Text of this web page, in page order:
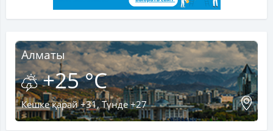
Алматы
+25 °C
Кешке қарай +31, Түнде +27